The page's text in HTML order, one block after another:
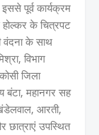
पूर्व कार्यक्रम
होल्कर के चित्रपट
वंदना के साथ
विभाग
जिला
बंटा, महानगर सह
आरती,
छात्राएं उपस्थित